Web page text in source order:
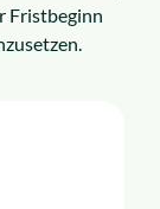
Fristbeginn